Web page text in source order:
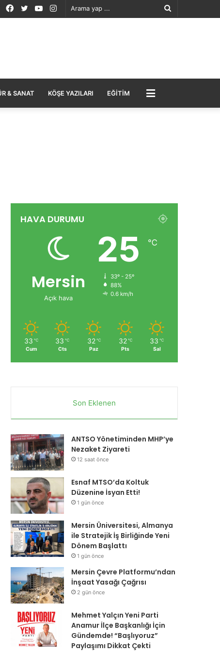
Arama
Instagram
YouTube
Twitter
Facebook
& SANAT KÖŞE YAZILARI EĞITIM MENÜ
HAVA DURUMU
Mersin
Açık hava
25 ℃
33º - 25º
88%
0.6 km/h
33 ℃
Cum
33 ℃
Cts
32 ℃
Paz
32 ℃
Pts
33 ℃
Sal
Son Eklenen
ANTSO Yönetiminden MHP’ye
Nezaket Ziyareti
12 saat önce
Esnaf MTSO’da Koltuk
Düzenine İsyan Etti!
1 gün önce
Mersin Üniversitesi, Almanya
ile Stratejik İş Birliğinde Yeni
Dönem Başlattı
1 gün önce
Mersin Çevre Platformu’ndan
İnşaat Yasağı Çağrısı
2 gün önce
Mehmet Yalçın Yeni Parti
Anamur İlçe Başkanlığı İçin
Gündemde! “Başlıyoruz”
Paylaşımı Dikkat Çekti